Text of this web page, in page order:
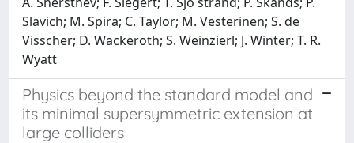
Slavich; M. Spira; C. Taylor; M. Vesterinen; S. de
Visscher; D. Wackeroth; S. Weinzierl; J. Winter; T. R.
Wyatt
Physics beyond the standard model and
its minimal supersymmetric extension at
large colliders